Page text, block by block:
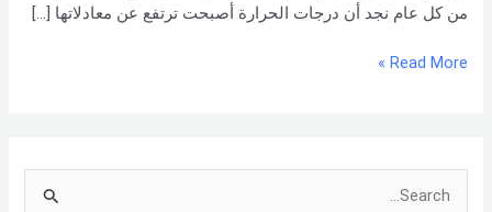
من كل عام نجد أن درجات الحرارة أصبحت ترتفع عن معادلاتها […]
Read More »